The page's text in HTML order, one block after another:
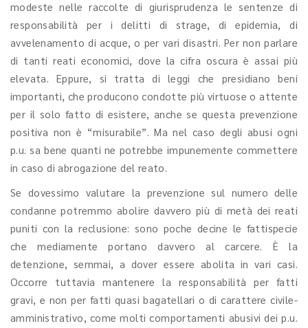
modeste nelle raccolte di giurisprudenza le sentenze di
responsabilità per i delitti di strage, di epidemia, di
avvelenamento di acque, o per vari disastri. Per non parlare
di tanti reati economici, dove la cifra oscura è assai più
elevata. Eppure, si tratta di leggi che presidiano beni
importanti, che producono condotte più virtuose o attente
per il solo fatto di esistere, anche se questa prevenzione
positiva non è “misurabile”. Ma nel caso degli abusi ogni
p.u. sa bene quanti ne potrebbe impunemente commettere
in caso di abrogazione del reato.
Se dovessimo valutare la prevenzione sul numero delle
condanne potremmo abolire davvero più di metà dei reati
puniti con la reclusione: sono poche decine le fattispecie
che mediamente portano davvero al carcere. È la
detenzione, semmai, a dover essere abolita in vari casi.
Occorre tuttavia mantenere la responsabilità per fatti
gravi, e non per fatti quasi bagatellari o di carattere civile-
amministrativo, come molti comportamenti abusivi dei p.u.